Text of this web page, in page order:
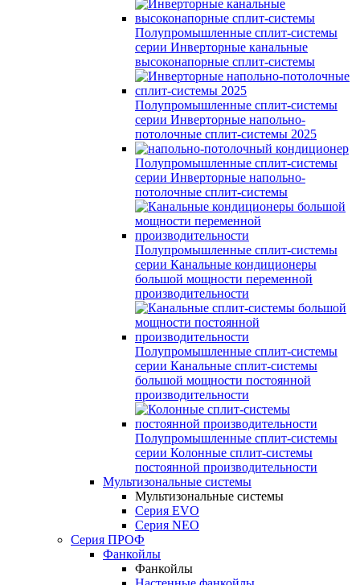
Полупромышленные сплит-системы
серии Инверторные канальные
высоконапорные сплит-системы
Полупромышленные сплит-системы
серии Инверторные напольно-
потолочные сплит-системы 2025
Полупромышленные сплит-системы
серии Инверторные напольно-
потолочные сплит-системы
Полупромышленные сплит-системы
серии Канальные кондиционеры
большой мощности переменной
производительности
Полупромышленные сплит-системы
серии Канальные сплит-системы
большой мощности постоянной
производительности
Полупромышленные сплит-системы
серии Колонные сплит-системы
постоянной производительности
Мультизональные системы
Мультизональные системы
Серия EVO
Серия NEO
Серия ПРОФ
Фанкойлы
Фанкойлы